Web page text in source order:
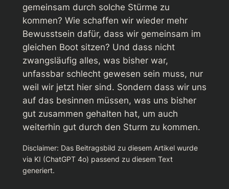
gemeinsam durch solche Stürme zu
kommen? Wie schaffen wir wieder mehr
Bewusstsein dafür, dass wir gemeinsam im
gleichen Boot sitzen? Und dass nicht
zwangsläufig alles, was bisher war,
unfassbar schlecht gewesen sein muss, nur
weil wir jetzt hier sind. Sondern dass wir uns
auf das besinnen müssen, was uns bisher
gut zusammen gehalten hat, um auch
weiterhin gut durch den Sturm zu kommen.
Disclaimer: Das Beitragsbild zu diesem Artikel wurde
via KI (ChatGPT 4o) passend zu diesem Text
generiert.